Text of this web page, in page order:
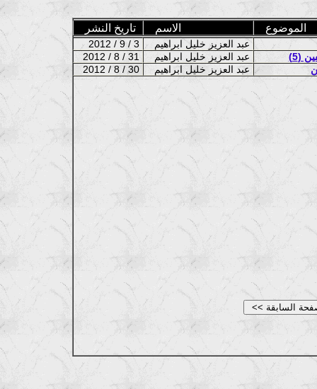
تاريخ النشر الاسم الموضوع
2012 / 9 / 3
2012 / 8 / 31
(5)
2012 / 8 / 30